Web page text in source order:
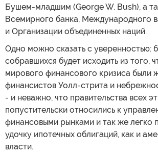
Бушем-младшим (George W. Bush), а
Всемирного банка, Международного
и Организации объединенных наций.
Одно можно сказать с уверенностью:
собравшихся будет исходить из того,
мирового финансового кризиса были
финансистов Уолл-стрита и
- и неважно, что правительства всех
попустительски относились к
финансовыми рынками и так же легко
удочку ипотечных облигаций, как и
власти.